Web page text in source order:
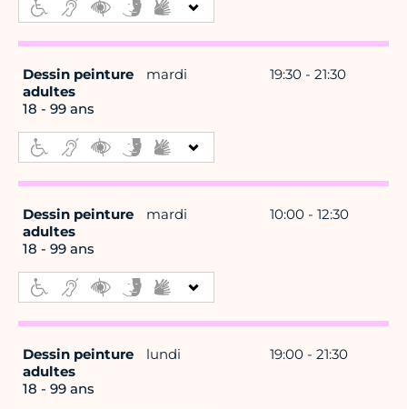
Dessin peinture
adultes
18 - 99 ans
mardi 19:30 - 21:30
Dessin peinture
adultes
18 - 99 ans
mardi 10:00 - 12:30
Dessin peinture
adultes
18 - 99 ans
lundi 19:00 - 21:30